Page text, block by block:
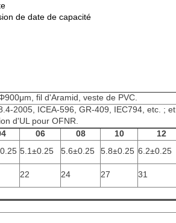
de date de capacité
fil d'Aramid, veste de PVC.
2005, ICEA-596, GR-409, IEC794, etc. ; et
d'UL pour OFNR.
06 08 10
12
5.1±0.25 5.6±0.25 5.8±0.25 6.2±0.25
22 24 27
31